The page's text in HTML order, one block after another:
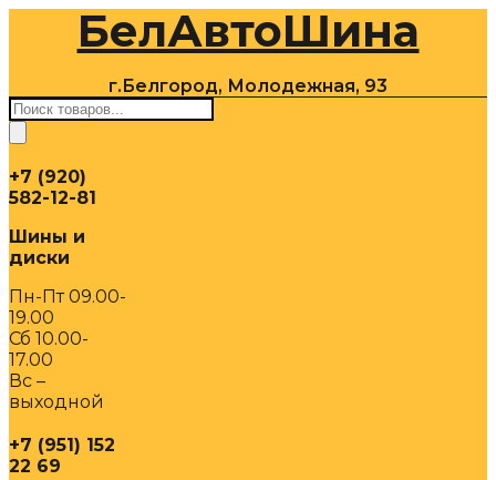
содержимомуБелАвтоШина
г.Белгород, Молодежная, 93
Поиск
товаров
+7 (920)
582-12-81
Шины и
диски
Пн-Пт 09.00-
19.00
Сб 10.00-
17.00
Вс –
выходной
+7 (951) 152
22 69